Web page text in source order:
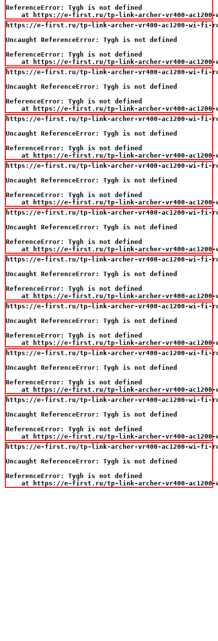
ReferenceError: Tygh is not defined
at https://e-first.ru/tp-link-archer-vr400-
https://e-first.ru/tp-link-archer-vr400-ac1200-wi-fi-
Uncaught ReferenceError: Tygh is not defined
ReferenceError: Tygh is not defined
at https://e-first.ru/tp-link-archer-vr400-
https://e-first.ru/tp-link-archer-vr400-ac1200-wi-fi-
Uncaught ReferenceError: Tygh is not defined
ReferenceError: Tygh is not defined
at https://e-first.ru/tp-link-archer-vr400-
https://e-first.ru/tp-link-archer-vr400-ac1200-wi-fi-
Uncaught ReferenceError: Tygh is not defined
ReferenceError: Tygh is not defined
at https://e-first.ru/tp-link-archer-vr400-
https://e-first.ru/tp-link-archer-vr400-ac1200-wi-fi-
Uncaught ReferenceError: Tygh is not defined
ReferenceError: Tygh is not defined
at https://e-first.ru/tp-link-archer-vr400-
https://e-first.ru/tp-link-archer-vr400-ac1200-wi-fi-
Uncaught ReferenceError: Tygh is not defined
ReferenceError: Tygh is not defined
at https://e-first.ru/tp-link-archer-vr400-
https://e-first.ru/tp-link-archer-vr400-ac1200-wi-fi-
Uncaught ReferenceError: Tygh is not defined
ReferenceError: Tygh is not defined
at https://e-first.ru/tp-link-archer-vr400-
https://e-first.ru/tp-link-archer-vr400-ac1200-wi-fi-
Uncaught ReferenceError: Tygh is not defined
ReferenceError: Tygh is not defined
at https://e-first.ru/tp-link-archer-vr400-
https://e-first.ru/tp-link-archer-vr400-ac1200-wi-fi-
Uncaught ReferenceError: Tygh is not defined
ReferenceError: Tygh is not defined
at https://e-first.ru/tp-link-archer-vr400-
https://e-first.ru/tp-link-archer-vr400-ac1200-wi-fi-
Uncaught ReferenceError: Tygh is not defined
ReferenceError: Tygh is not defined
at https://e-first.ru/tp-link-archer-vr400-
https://e-first.ru/tp-link-archer-vr400-ac1200-wi-fi-
Uncaught ReferenceError: Tygh is not defined
ReferenceError: Tygh is not defined
at https://e-first.ru/tp-link-archer-vr400-